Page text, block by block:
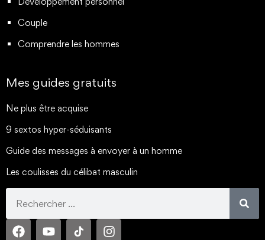
Couple
Comprendre les hommes
Mes guides gratuits
Ne plus être acquise
9 sextos hyper-séduisants
Guide des messages à envoyer à un homme
Les coulisses du célibat masculin